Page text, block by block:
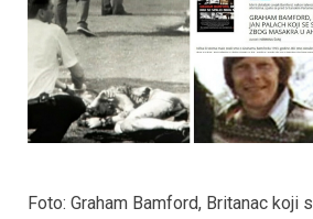
Foto: Graham Bamford, Britanac koji